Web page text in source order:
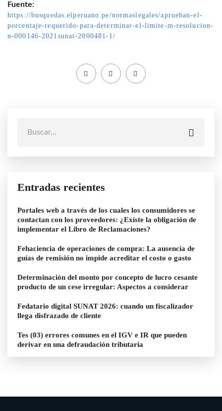
Fuente:
https://busquedas.elperuano.pe/normaslegales/aprueban-el-
porcentaje-requerido-para-determinar-el-limite-m-resolucion-
n-000146-2021sunat-2000481-1/
Entradas recientes
Portales web a través de los cuales los consumidores se
contactan con los proveedores: ¿Existe la obligación de
implementar el Libro de Reclamaciones?
Fehaciencia de operaciones de compra: La ausencia de
guías de remisión no impide acreditar el costo o gasto
Determinación del monto por concepto de lucro cesante
producto de un cese irregular: Aspectos a considerar
Fedatario digital SUNAT 2026: cuando un fiscalizador
llega disfrazado de cliente
Tes (03) errores comunes en el IGV e IR que pueden
derivar en una defraudación tributaria